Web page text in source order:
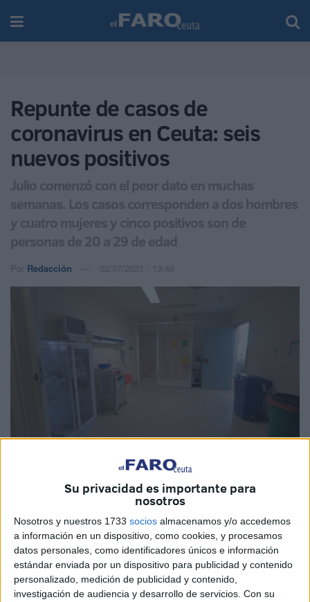
Su privacidad es importante para
nosotros
Nosotros y nuestros 1733 socios almacenamos y/o accedemos
a información en un dispositivo, como cookies, y procesamos
datos personales, como identificadores únicos e información
estándar enviada por un dispositivo para publicidad y contenido
personalizado, medición de publicidad y contenido,
investigación de audiencia y desarrollo de servicios. Con su
Repunte de casos de
coronavirus en Ceuta: seis
nuevos positivos
Julio comenzó con el peor dato en muchas
semanas. Los casos corresponden a dos hombres
y cuatro mujeres y cinco positivos son de
personas de 20 a 29 de edad
Por Redacción 02/07/2021 - 13:46
El mes de julio comenzó con el peor datos en cuanto a
nuevos casos decoronavirusde las últimas semanas.
Hasta seis casos nuevos se han notificado este viernes en
Ceuta, en cifras que corresponden en su totalidad a ayer
jueves, primer día de julio.